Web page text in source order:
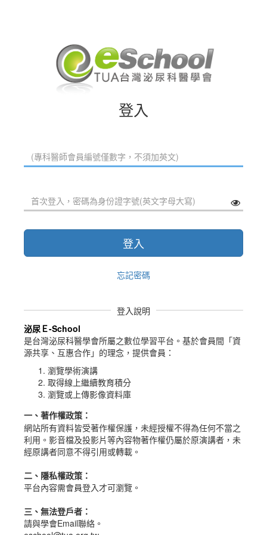
登入
登入
忘記密碼
登入說明
泌尿Ｅ-School
是台灣泌尿科醫學會所屬之數位學習平台。 基於會員間「資
源共享、互惠合作」的理念，提供會員：
瀏覽學術演講
取得線上繼續教育積分
瀏覽或上傳影像資料庫
一、 著作權政策 ：
網站所有資料皆受著作權保護，未經授權不得為任何不當之
利用。影音檔及投影片等內容物著作權仍屬於原演講者，未
經原講者同意不得引用或轉載。
二、隱私權政策：
平台內容需會員登入才可瀏覽。
三、無法登戶者：
請與學會Email聯絡。